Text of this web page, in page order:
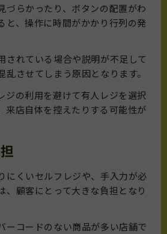
づらかったり、ボタンの配置がわ
と、操作に時間がかかり行列の発
されている場合や説明が不足して
乱させてしまう原因となります。
ジの利用を避けて有人レジを選択
来店自体を控えたりする可能性が
にくいセルフレジや、手入力が必
、顧客にとって大きな負担となり
ーコードのない商品が多い店舗で